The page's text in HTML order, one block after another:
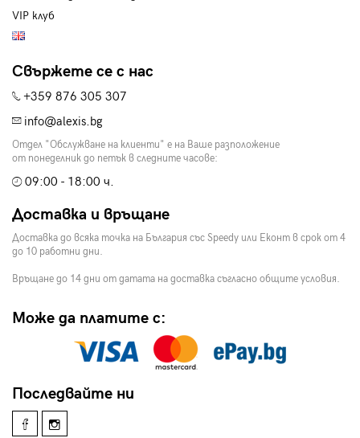
VIP клуб
Свържете се с нас
+359 876 305 307
info@alexis.bg
Отдел "Обслужване на клиенти" е на Ваше разположение
от понеделник до петък в следните часове:
09:00 - 18:00 ч.
Доставка и връщане
Доставка до всяка точка на България със Speedy или Еконт в срок от 4
до 10 работни дни.
Връщане до 14 дни от датата на доставка съгласно общите условия.
Може да платите с:
Последвайте ни